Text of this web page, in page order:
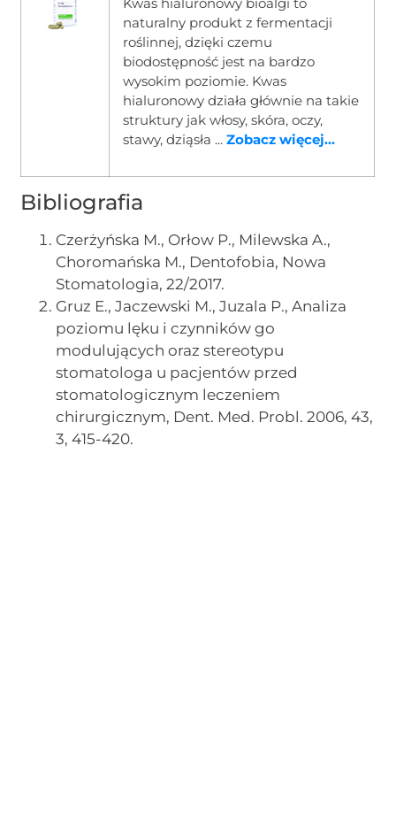
naturalny produkt z fermentacji
roślinnej, dzięki czemu
biodostępność jest na bardzo
wysokim poziomie. Kwas
hialuronowy działa głównie na takie
struktury jak włosy, skóra, oczy,
stawy, dziąsła ...Zobacz więcej...
Bibliografia
Czerżyńska M., Orłow P., Milewska A.,
Choromańska M., Dentofobia, Nowa
Stomatologia, 22/2017.
Gruz E., Jaczewski M., Juzala P., Analiza
poziomu lęku i czynników go
modulujących oraz stereotypu
stomatologa u pacjentów przed
stomatologicznym leczeniem
chirurgicznym, Dent. Med. Probl. 2006, 43,
3, 415-420.